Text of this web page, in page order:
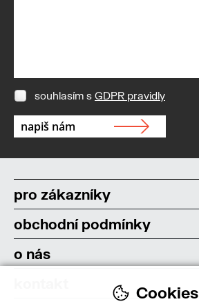
souhlasím s GDPR pravidly
pro zákazníky
obchodní podmínky
o nás
Cookies